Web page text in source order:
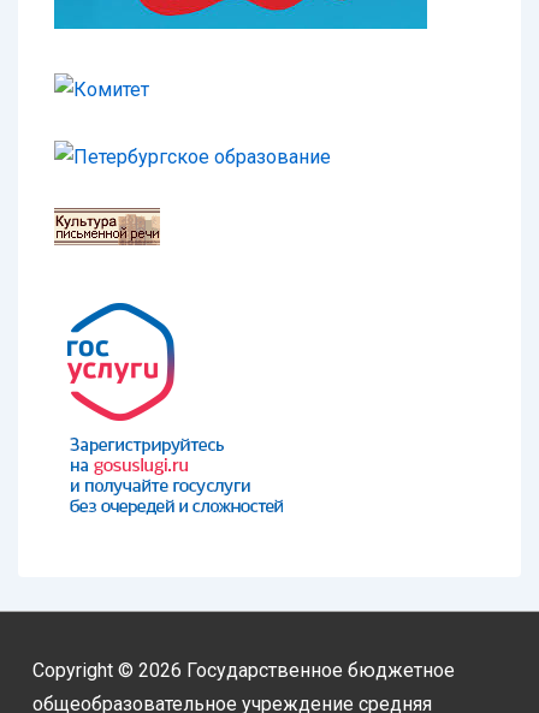
Copyright © 2026 Государственное бюджетное
общеобразовательное учреждение средняя